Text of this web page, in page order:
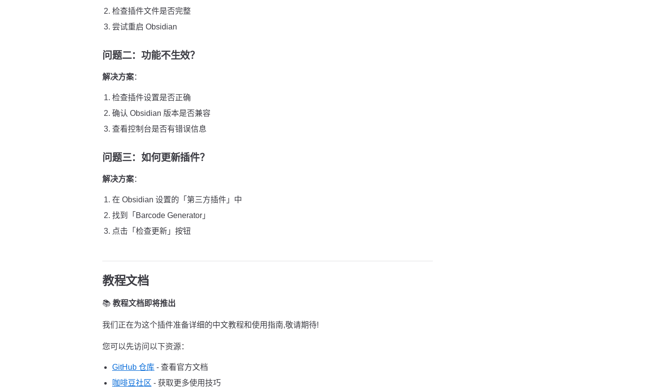
检查插件文件是否完整
尝试重启 Obsidian
问题二：功能不生效？
解决方案：
检查插件设置是否正确
确认 Obsidian 版本是否兼容
查看控制台是否有错误信息
问题三：如何更新插件？
解决方案：
在 Obsidian 设置的「第三方插件」中
找到「Barcode Generator」
点击「检查更新」按钮
教程文档
📚 教程文档即将推出
我们正在为这个插件准备详细的中文教程和使用指南,敬请期待!
您可以先访问以下资源：
GitHub 仓库 - 查看官方文档
咖啡豆社区 - 获取更多使用技巧